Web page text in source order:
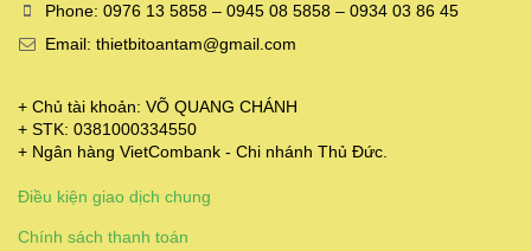
Phone: 0976 13 5858 – 0945 08 5858 – 0934 03 86 45
Email: thietbitoantam@gmail.com
+ Chủ tài khoản: VÕ QUANG CHÁNH
+ STK: 0381000334550
+ Ngân hàng VietCombank - Chi nhánh Thủ Đức.
Điều kiện giao dịch chung
Chính sách thanh toán